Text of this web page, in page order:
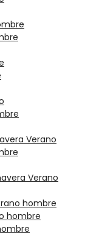
Verano
Verano
hombre
hombre